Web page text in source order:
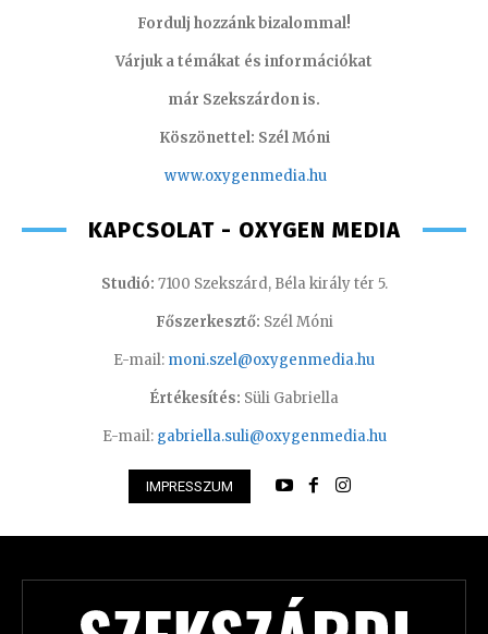
Fordulj hozzánk bizalommal!
Várjuk a témákat és információkat
már Szekszárdon is.
Köszönettel: Szél Móni
www.oxygenmedia.hu
KAPCSOLAT - OXYGEN MEDIA
Studió: 7100 Szekszárd, Béla király tér 5.
Főszerkesztő: Szél Móni
E-mail: moni.szel@oxygenmedia.hu
Értékesítés: Süli Gabriella
E-mail: gabriella.suli@oxygenmedia.hu
IMPRESSZUM